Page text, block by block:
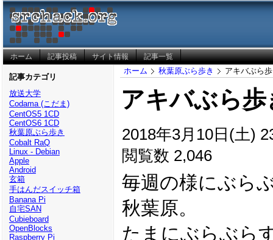
ホーム 記事投稿 サイト情報 記事一覧
記事カテゴリ
放送大学
Codama (こだま)
CentOS5 1CD
CentOS6 1CD
秋葉原ぶら歩き
Cobalt RaQ
Linux - Debian
Apple
Android
玄箱
手はんだスイッチ箱
Banana Pi
自宅SAN
Cubieboard
OpenBlocks
Raspberry Pi
ホーム 秋葉原ぶら歩き アキバぶら
アキバぶら
2018年3月10日(土)
閲覧数 2,046
毎週の様にぶら
秋葉原。
たまにぶらぶら